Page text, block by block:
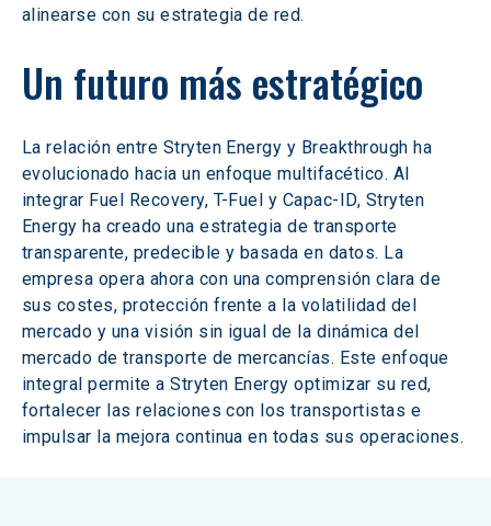
alinearse con su estrategia de red.
Un futuro más estratégico
La relación entre Stryten Energy y Breakthrough ha
evolucionado hacia un enfoque multifacético. Al
integrar Fuel Recovery, T-Fuel y Capac-ID, Stryten
Energy ha creado una estrategia de transporte
transparente, predecible y basada en datos. La
empresa opera ahora con una comprensión clara de
sus costes, protección frente a la volatilidad del
mercado y una visión sin igual de la dinámica del
mercado de transporte de mercancías. Este enfoque
integral permite a Stryten Energy optimizar su red,
fortalecer las relaciones con los transportistas e
impulsar la mejora continua en todas sus operaciones.